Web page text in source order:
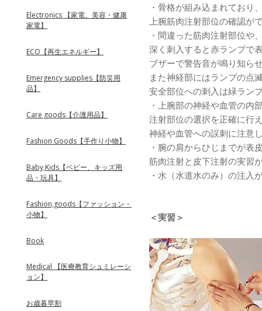
・骨格が組み込まれており
上腕筋肉注射部位の確認が
・間違った筋肉注射部位や
深く刺入すると赤ランプで
ブザーで警告音が鳴り知ら
また神経部にはランプの点
安全部位への刺入は緑ラン
・上腕部の神経や血管の内
注射部位の選択を正確に行
神経や血管への誤刺に注意
・腕の肩からひじまでが表
筋肉注射と皮下注射の実習
・水（水道水のみ）の注入
＜実習＞
Electronics 【家電、美容・健康
家電】
ECO【再生エネルギー】
Emergency supplies【防災用
品】
Care goods【介護用品】
Fashion Goods【手作り小物】
Baby,Kids【ベビー、キッズ用
品・玩具】
Fashion,goods【ファッション・
小物】
Book
Medical 【医療教育シュミレーシ
ョン】
お歳暮早割